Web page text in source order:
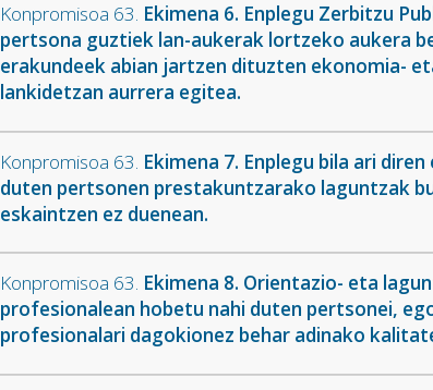
Konpromisoa 63. Ekimena 6. Enplegu Zerbitzu
pertsona guztiek lan-aukerak lortzeko aukera
erakundeek abian jartzen dituzten ekonomia-
lankidetzan aurrera egitea.
Konpromisoa 63. Ekimena 7. Enplegu bila ari
duten pertsonen prestakuntzarako laguntzak
eskaintzen ez duenean.
Konpromisoa 63. Ekimena 8. Orientazio- eta
profesionalean hobetu nahi duten pertsonei,
profesionalari dagokionez behar adinako